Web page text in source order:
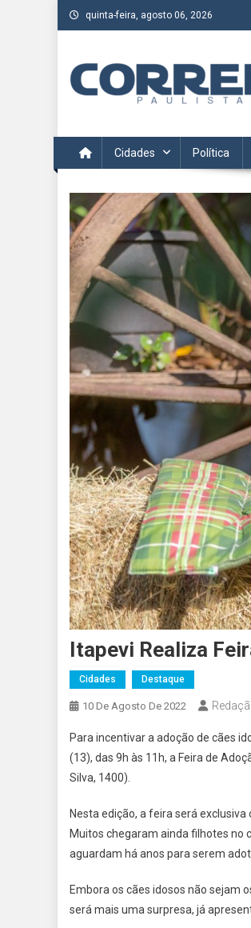
Skip
to
quinta-feira, agosto 06, 2026
Acompanhe as últimas notícias
Cidades Política
Itapevi Realiza
Cidades Destaque
10 De Agosto De 2022
Para incentivar a adoção de cães
(13), das 9h às 11h, a Feira de
Silva, 1400).
Nesta edição, a feira será
Muitos chegaram ainda filhotes no
aguardam há anos para serem
Embora os cães idosos não sejam
será mais uma surpresa, já